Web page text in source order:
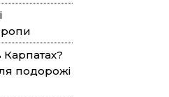
Карпатах?
подорожі